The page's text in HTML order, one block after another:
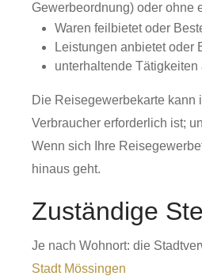
Gewerbeordnung) oder ohne
Waren feilbietet oder
Leistungen anbietet oder
unterhaltende
Die Reisegewerbekarte kann
Verbraucher erforderlich ist;
Wenn sich Ihre
hinaus geht.
Zuständige
Je nach Wohnort: die
Stadt Mössingen